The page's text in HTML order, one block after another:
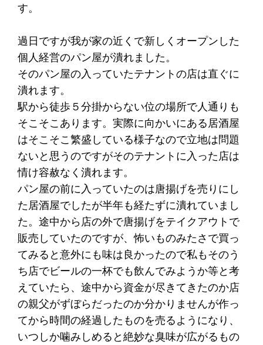
す。
過日ですが我が家の近くで新しくオープンした
個人経営のパン屋が潰れました。
そのパン屋の入っていたテナントの店は直ぐに
潰れます。
駅から徒歩５分掛からない位の場所で人通りも
そこそこあります。実際に向かいにある居酒屋
はそこそこ繁盛している様子なので立地は問題
ないと思うのですがそのテナントに入った店は
情け容赦なく潰れます。
パン屋の前に入っていたのは唐揚げを売りにし
た居酒屋でしたが半年も経たずに潰れていまし
た。途中から店の外で唐揚げをテイクアウトで
販売していたのですが、怖いものみたさで買っ
てみると意外にも味は良かったので私もそのう
ち店でビールの一杯でも飲んでみようか等と考
えていたら、途中から資金が尽きてきたのか店
の親父がずぼらだったのか分かりませんが作っ
てから時間の経過したものを売るようになり、
いつしか噛みしめると絶妙な臭味が広がるもの